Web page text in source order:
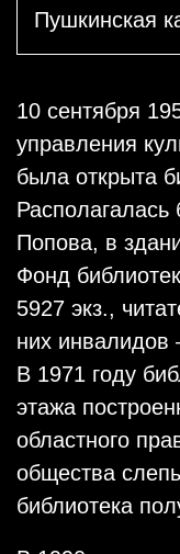
Пушкинская
10 сентября
управления
была открыта
Располагалась
Попова, в
Фонд
5927 экз.,
них инвалидов
В 1971 году
этажа
областного
общества
библиотека